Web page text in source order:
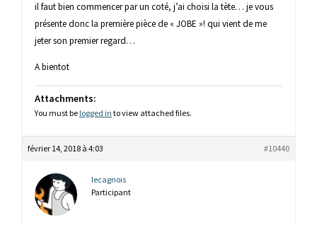
il faut bien commencer par un coté, j’ai choisi la tète… je vous
présente donc la première pièce de « JOBE »! qui vient de me
jeter son premier regard…
A bientot
Attachments:
You must be logged in to view attached files.
février 14, 2018 à 4:03 #10440
lecagnois
Participant